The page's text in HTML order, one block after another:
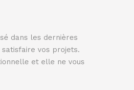
dans les dernières
satisfaire vos projets.
et elle ne vous